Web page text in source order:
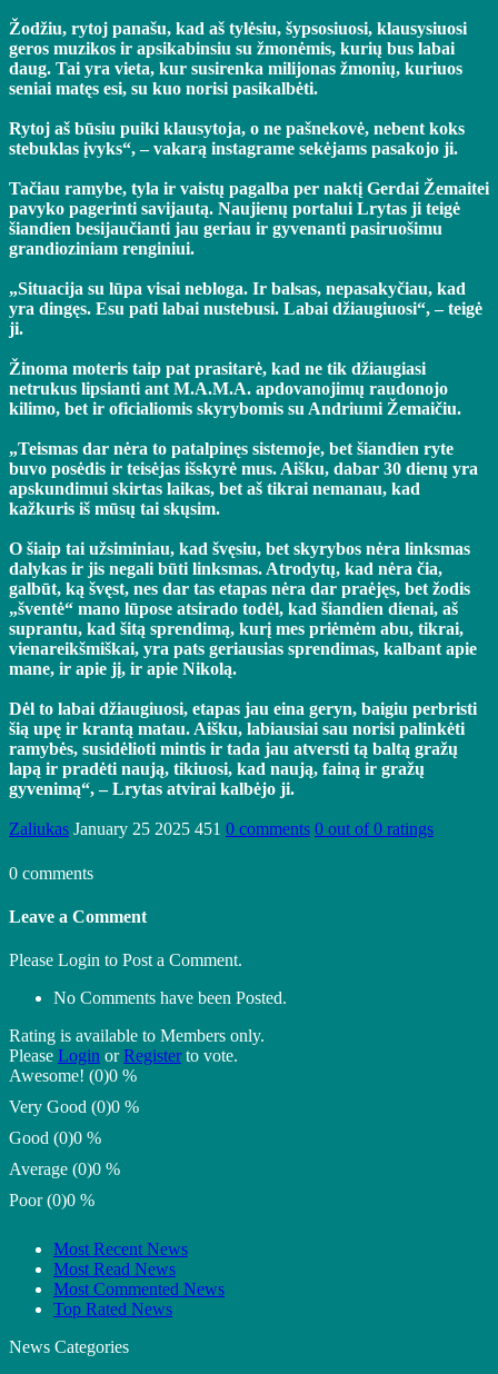
Žodžiu, rytoj panašu, kad aš tylėsiu, šypsosiuosi, klausysiuosi
geros muzikos ir apsikabinsiu su žmonėmis, kurių bus labai
daug. Tai yra vieta, kur susirenka milijonas žmonių, kuriuos
seniai matęs esi, su kuo norisi pasikalbėti.
Rytoj aš būsiu puiki klausytoja, o ne pašnekovė, nebent koks
stebuklas įvyks“, – vakarą instagrame sekėjams pasakojo ji.
Tačiau ramybe, tyla ir vaistų pagalba per naktį Gerdai Žemaitei
pavyko pagerinti savijautą. Naujienų portalui Lrytas ji teigė
šiandien besijaučianti jau geriau ir gyvenanti pasiruošimu
grandioziniam renginiui.
„Situacija su lūpa visai nebloga. Ir balsas, nepasakyčiau, kad
yra dingęs. Esu pati labai nustebusi. Labai džiaugiuosi“, – teigė
ji.
Žinoma moteris taip pat prasitarė, kad ne tik džiaugiasi
netrukus lipsianti ant M.A.M.A. apdovanojimų raudonojo
kilimo, bet ir oficialiomis skyrybomis su Andriumi Žemaičiu.
„Teismas dar nėra to patalpinęs sistemoje, bet šiandien ryte
buvo posėdis ir teisėjas išskyrė mus. Aišku, dabar 30 dienų yra
apskundimui skirtas laikas, bet aš tikrai nemanau, kad
kažkuris iš mūsų tai skųsim.
O šiaip tai užsiminiau, kad švęsiu, bet skyrybos nėra linksmas
dalykas ir jis negali būti linksmas. Atrodytų, kad nėra čia,
galbūt, ką švęst, nes dar tas etapas nėra dar praėjęs, bet žodis
„šventė“ mano lūpose atsirado todėl, kad šiandien dienai, aš
suprantu, kad šitą sprendimą, kurį mes priėmėm abu, tikrai,
vienareikšmiškai, yra pats geriausias sprendimas, kalbant apie
mane, ir apie jį, ir apie Nikolą.
Dėl to labai džiaugiuosi, etapas jau eina geryn, baigiu perbristi
šią upę ir krantą matau. Aišku, labiausiai sau norisi palinkėti
ramybės, susidėlioti mintis ir tada jau atversti tą baltą gražų
lapą ir pradėti naują, tikiuosi, kad naują, fainą ir gražų
gyvenimą“, – Lrytas atvirai kalbėjo ji.
Zaliukas January 25 2025 451 0 comments 0 out of 0 ratings
0 comments
Leave a Comment
Please Login to Post a Comment.
No Comments have been Posted.
Rating is available to Members only.
Please Login orRegisterto vote.
Awesome! (0)0 %
Very Good (0)0 %
Good (0)0 %
Average (0)0 %
Poor (0)0 %
Most Recent News
Most Read News
Most Commented News
Top Rated News
News Categories